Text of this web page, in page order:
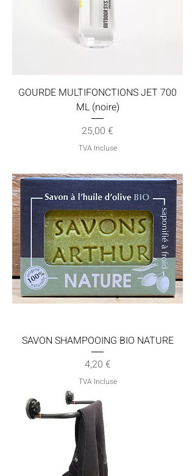
GOURDE MULTIFONCTIONS JET 700
ML (noire)
Prix
25,00 €
TVA Incluse
SAVON SHAMPOOING BIO NATURE
Prix
4,20 €
TVA Incluse